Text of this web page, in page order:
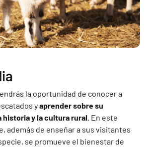
la oportunidad de conocer a
yaprender sobre su
historia y la cultura rural. En este
además de enseñar a sus visitantes
se promueve el bienestar de